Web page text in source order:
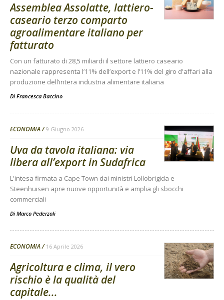
Assemblea Assolatte, lattiero-
caseario terzo comparto
agroalimentare italiano per
fatturato
Con un fatturato di 28,5 miliardi il settore lattiero caseario
nazionale rappresenta l’11% dell’export e l’11% del giro d'affari alla
produzione dell’intera industria alimentare italiana
Di Francesca Baccino
ECONOMIA 9 Giugno 2026
Uva da tavola italiana: via
libera all’export in Sudafrica
L'intesa firmata a Cape Town dai ministri Lollobrigida e
Steenhuisen apre nuove opportunità e amplia gli sbocchi
commerciali
Di Marco Pederzoli
ECONOMIA 16 Aprile 2026
Agricoltura e clima, il vero
rischio è la qualità del
capitale...